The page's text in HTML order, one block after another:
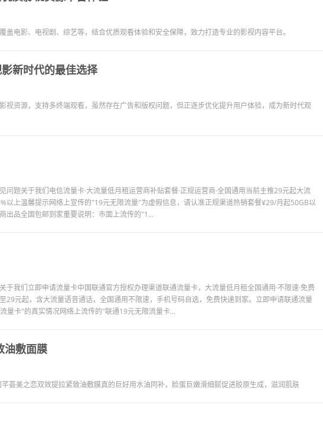
电影、电视剧、综艺等，结合优质观看体验和安全保障，致力打造专业的影视内容平台。
新时代的最佳选择
视资源，支持多终端观看，虽然存在广告和版权问题，但正逐步优化提升用户体验，成为新时代观
题关于我们电信流量卡·大流量低月租运营商补贴套餐·正规运营商·全国通用当前主推29元起大流
以上温馨提示网络上宣传的"19元无限流量"为虚假信息，请认准正规渠道热销套餐¥29/月起50GB以
出品全国包邮到家重要说明：市面上流传的"1...
我们立即申请流量卡中国联通官方授权办理渠道联通流量卡，大流量低月租全国通用·不限速·免费
29元起，含大流量语音通话，全国通用不限速，手机号码自选，免费快递到家。立即申请联通流量
量卡"的真实情况网络上流传的"联通19元无限流量卡...
油敷面膜
荟美之恋双效提拉紧致油敷膜真的巨好用水油同补，脸蛋巨嫩滑细腻促进胶原生成，滋润肌肤